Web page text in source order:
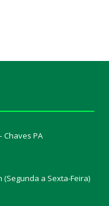
Chaves PA
(Segunda a Sexta-Feira)